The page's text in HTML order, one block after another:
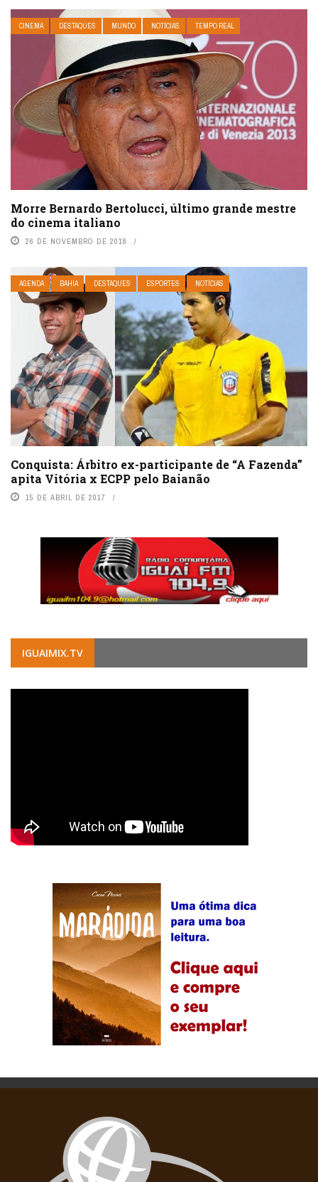
CINEMA DESTAQUES MUNDO NOTÍCIAS TEMPO REAL
Morre Bernardo Bertolucci, último grande mestre
do cinema italiano
26 DE NOVEMBRO DE 2018
AGENDA BAHIA DESTAQUES ESPORTES NOTÍCIAS
Conquista: Árbitro ex-participante de “A Fazenda”
apita Vitória x ECPP pelo Baianão
15 DE ABRIL DE 2017
IGUAIMIX.TV